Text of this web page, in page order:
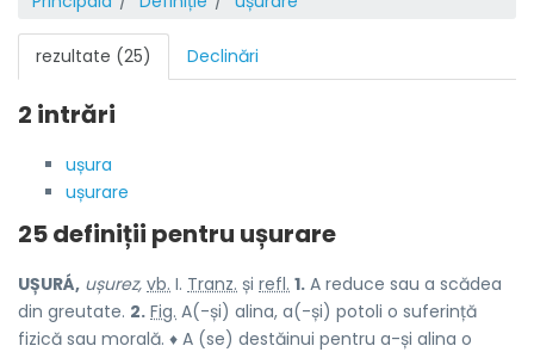
rezultate (25) Declinări
2 intrări
ușura
ușurare
25 definiții pentru ușurare
UȘURÁ, ușurez, vb. I. Tranz. și refl. 1. A reduce sau a scădea
din greutate. 2. Fig. A(-și) alina, a(-și) potoli o suferință
fizică sau morală. ♦ A (se) destăinui pentru a-și alina o